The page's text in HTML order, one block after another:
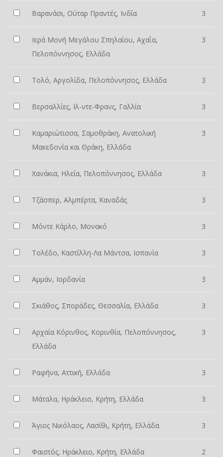
Βαρανάσι, Ούταρ Πραντές, Ινδία 3
Ιερά Μονή Μεγάλου Σπηλαίου, Αχαΐα,
Πελοπόννησος, Ελλάδα
3
Τολό, Αργολίδα, Πελοπόννησος, Ελλάδα 3
Βερσαλλίες, Ιλ-ντε-Φρανς, Γαλλία 3
Καμαριώτισσα, Σαμοθράκη, Ανατολική
Μακεδονία και Θράκη, Ελλάδα
3
Χανάκια, Ηλεία, Πελοπόννησος, Ελλάδα 3
Τζάσπερ, Αλμπέρτα, Καναδάς 3
Μόντε Κάρλο, Μονακό 3
Τολέδο, Καστίλλη-Λα Μάντσα, Ισπανία 3
Αμμάν, Ιορδανία 3
Σκιάθος, Σποράδες, Θεσσαλία, Ελλάδα 3
Αρχαία Κόρινθος, Κορινθία, Πελοπόννησος,
Ελλάδα
3
Ραφήνα, Αττική, Ελλάδα 3
Μάταλα, Ηράκλειο, Κρήτη, Ελλάδα 3
Άγιος Νικόλαος, Λασίθι, Κρήτη, Ελλάδα 3
Φαιστός, Ηράκλειο, Κρήτη, Ελλάδα 2